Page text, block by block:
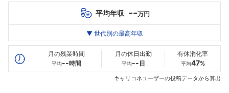
平均年収 --万円
最高年収
20代
--万
30代
--万
--万
▼ 世代別の最高年収
月の残業時間
平均--時間
月の休日出勤
平均-- 日
有休消化率
平均47%
キャリコネユーザーの投稿データから算出